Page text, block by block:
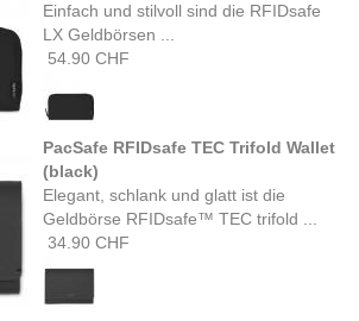
Einfach und stilvoll sind die RFIDsafe
LX Geldbörsen ...
54.90 CHF
PacSafe RFIDsafe TEC Trifold Wallet
(black)
Elegant, schlank und glatt ist die
Geldbörse RFIDsafe™ TEC trifold ...
34.90 CHF